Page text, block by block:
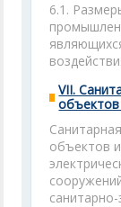
6.1.
VII.
объектов